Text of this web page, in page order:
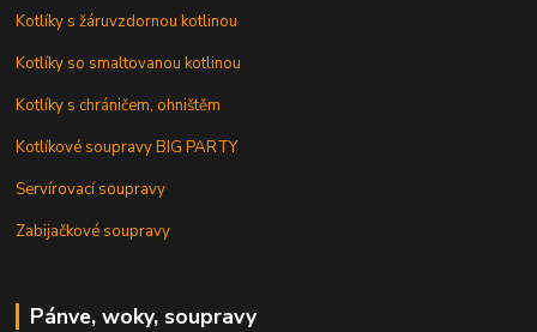
Kotlíky s žáruvzdornou kotlinou
Kotlíky so smaltovanou kotlinou
Kotlíky s chráničem, ohništěm
Kotlíkové soupravy BIG PARTY
Servírovací soupravy
Zabijačkové soupravy
Pánve, woky, soupravy